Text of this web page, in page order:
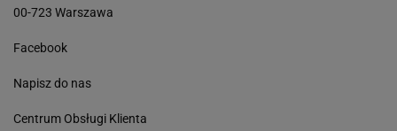
00-723 Warszawa
Facebook
Napisz do nas
Centrum Obsługi Klienta